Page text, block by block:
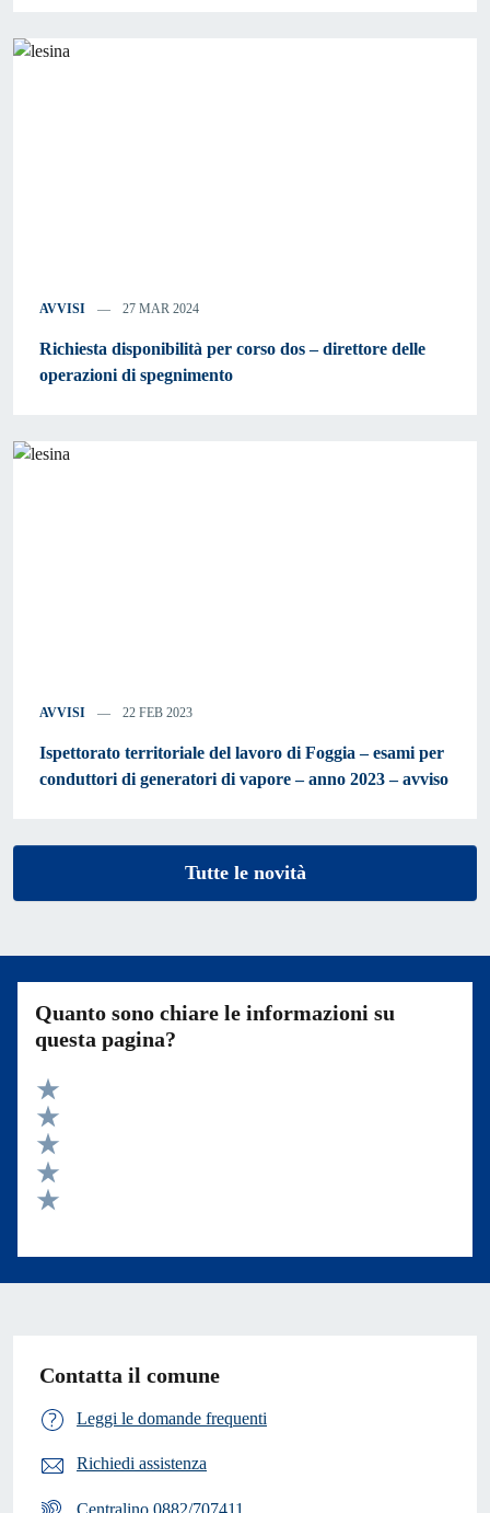
AVVISI 27 MAR 2024
Richiesta disponibilità per corso dos – direttore delle
operazioni di spegnimento
AVVISI 22 FEB 2023
Ispettorato territoriale del lavoro di Foggia – esami per
conduttori di generatori di vapore – anno 2023 – avviso
Tutte le novità
Quanto sono chiare le informazioni su
questa pagina?
Valuta 5 stelle su 5
Valuta 4 stelle su 5
Valuta 3 stelle su 5
Valuta 2 stelle su 5
Contatta il comune
Leggi le domande frequenti
Richiedi assistenza
Centralino 0882/707411